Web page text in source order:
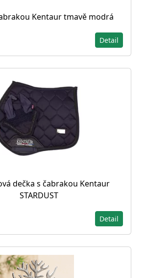
Kentaur tmavě modrá
Detail
dečka s čabrakou Kentaur
STARDUST
Detail